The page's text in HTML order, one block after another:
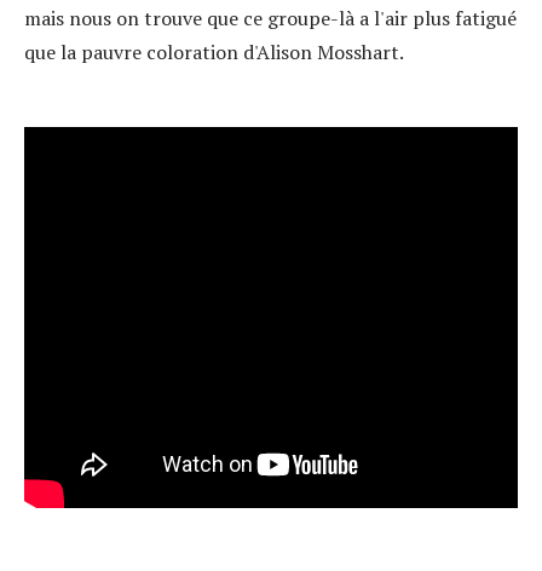
mais nous on trouve que ce groupe-là a l'air plus fatigué
que la pauvre coloration d'Alison Mosshart.